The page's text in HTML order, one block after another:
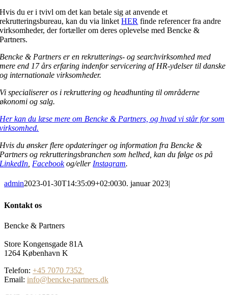
Hvis du er i tvivl om det kan betale sig at anvende et
rekrutteringsbureau, kan du via linketHER finde referencer fra andre
virksomheder, der fortæller om deres oplevelse med Bencke &
Partners.
Bencke & Partners er en rekrutterings- og searchvirksomhed med
mere end 17 års erfaring indenfor servicering af HR-ydelser til danske
og internationale virksomheder.
Vi specialiserer os i rekruttering og headhunting til områderne
økonomi og salg.
Her kan du læse mere om Bencke & Partners, og hvad vi står for som
virksomhed.
Hvis du ønsker flere opdateringer og information fra Bencke &
Partners og rekrutteringsbranchen som helhed, kan du følge os på
LinkedIn,Facebookog/ellerInstagram.
admin2023-01-30T14:35:09+02:0030. januar 2023|
Kontakt os
Bencke & Partners
Store Kongensgade 81A
1264 København K
Telefon: +45 7070 7352
Email: info@bencke-partners.dk